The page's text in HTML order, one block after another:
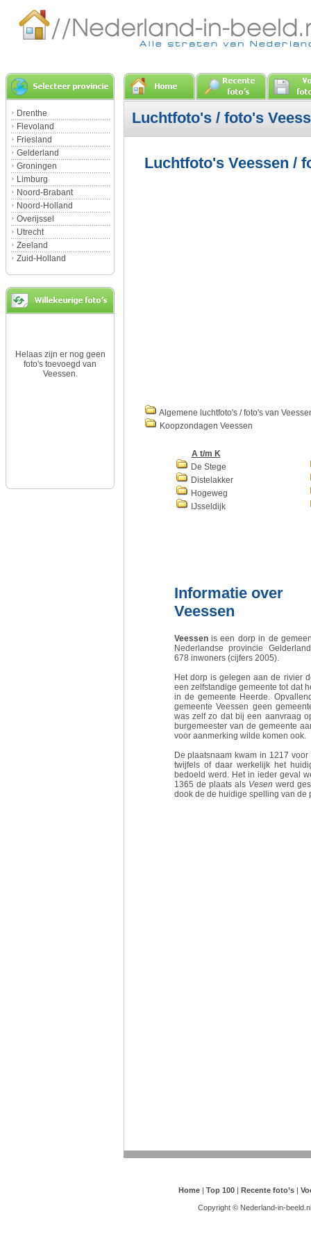
Drenthe
Flevoland
Friesland
Gelderland
Groningen
Limburg
Noord-Brabant
Noord-Holland
Overijssel
Utrecht
Zeeland
Zuid-Holland
Helaas zijn er nog geen
foto's toevoegd van
Veessen.
Luchtfoto's / foto's
Luchtfoto's Veessen /
Algemene luchtfoto's / foto's van
Koopzondagen Veessen
A t/m K
De Stege
Distelakker
Hogeweg
IJsseldijk
Informatie over
Veessen
Veessenis een dorp in de
Nederlandse provincie
678 inwoners (cijfers 2005).
Het dorp is gelegen aan de rivier
een zelfstandige gemeente tot dat
in de gemeente Heerde.
gemeente Veessen geen
was zelf zo dat bij een aanvraag
burgemeester van de gemeente
voor aanmerking wilde komen ook.
De plaatsnaam kwam in 1217
twijfels of daar werkelijk het
bedoeld werd. Het in ieder geval
1365 de plaats als Vesen werd
dook de de huidige spelling van de
Home | Top 100 | Recente foto’s |
Copyright © Nederland-in-